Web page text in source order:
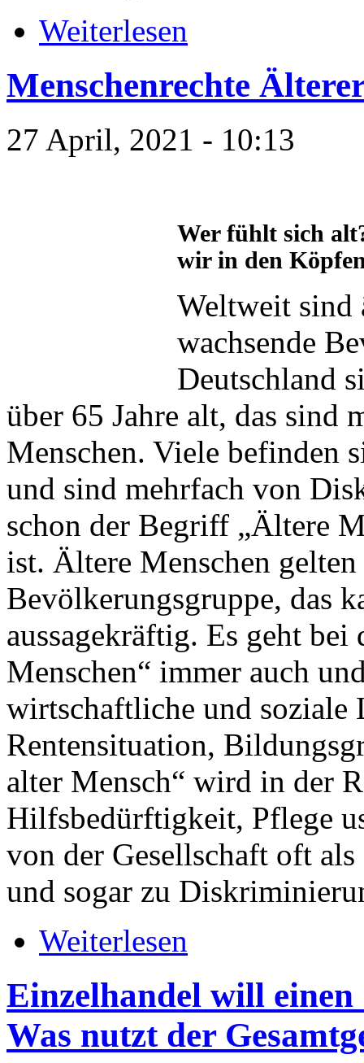
Weiterlesen
Menschenrechte
27 April, 2021 - 10:13
Wer fühlt sich
wir in den
Weltweit sind
wachsende
Deutschland
über 65 Jahre alt, das
Menschen. Viele befinden
und sind mehrfach von
schon der Begriff „Ältere
ist. Ältere Menschen gelten
Bevölkerungsgruppe, das
aussagekräftig. Es geht
Menschen“ immer auch
wirtschaftliche und soziale
Rentensituation,
alter Mensch“ wird in der
Hilfsbedürftigkeit, Pflege
von der Gesellschaft oft
und sogar zu
Weiterlesen
Einzelhandel will einen
Was nutzt der